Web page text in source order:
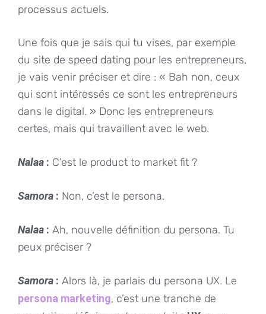
processus actuels.
Une fois que je sais qui tu vises, par exemple
du site de speed dating pour les entrepreneurs,
je vais venir préciser et dire : « Bah non, ceux
qui sont intéressés ce sont les entrepreneurs
dans le digital. » Donc les entrepreneurs
certes, mais qui travaillent avec le web.
Nalaa : C’est le product to market fit ?
Samora : Non, c’est le persona.
Nalaa : Ah, nouvelle définition du persona. Tu
peux préciser ?
Samora : Alors là, je parlais du persona UX. Le
persona marketing, c’est une tranche de